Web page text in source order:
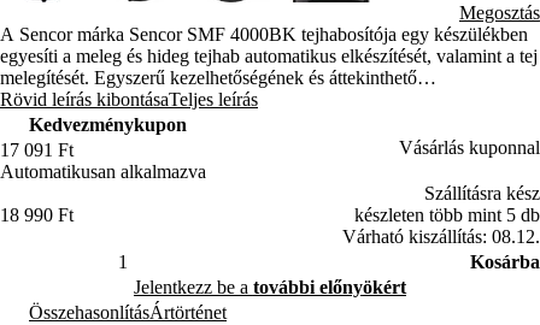
Megosztás
A Sencor márka Sencor SMF 4000BK tejhabosítója egy készülékben
egyesíti a meleg és hideg tejhab automatikus elkészítését, valamint a tej
melegítését. Egyszerű kezelhetőségének és áttekinthető
vezérlőfelületének köszönhetően minimális erőfeszítéssel készíthet
kávéitalokat és meleg tejet.
Rövid leírás kibontásaTeljes leírás
Kedvezménykupon
17 091 Ft
Automatikusan alkalmazva
Vásárlás kuponnal
18 990 Ft
Szállításra kész
készleten több mint 5 db
Várható kiszállítás: 08.12.
Kosárba
Jelentkezz be a további előnyökért
ÖsszehasonlításÁrtörténet